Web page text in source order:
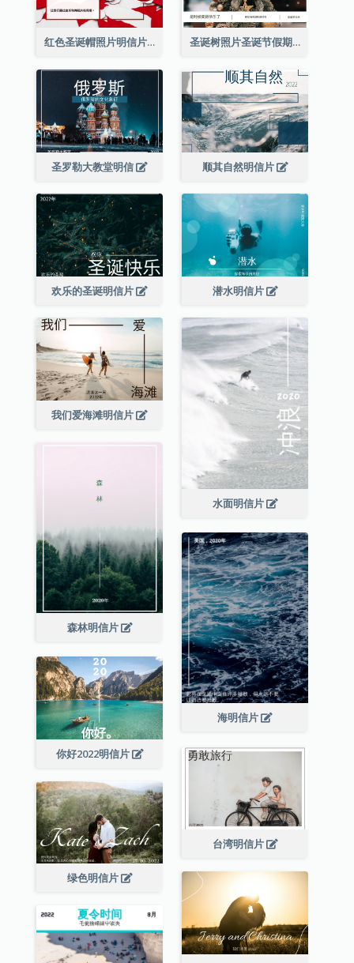
红色圣诞帽照片明信片 圣诞树照片圣诞节假期明信片
圣罗勒大教堂明信 顺其自然明信片
欢乐的圣诞明信片 潜水明信片
我们爱海滩明信片
水面明信片
森林明信片
海明信片
你好2022明信片
台湾明信片
绿色明信片